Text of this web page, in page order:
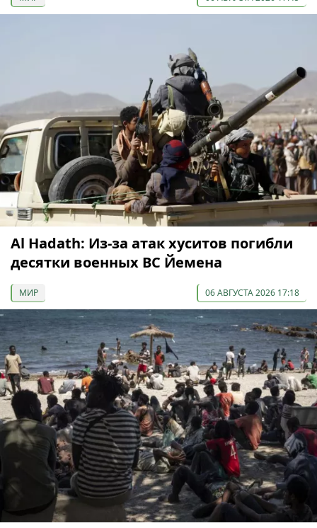
Al Hadath: Из-за атак хуситов погибли
десятки военных ВС Йемена
МИР 06 АВГУСТА 2026 17:18